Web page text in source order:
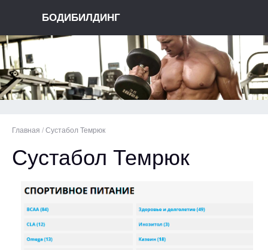
БОДИБИЛДИНГ
Главная / Сустабол Темрюк
Сустабол Темрюк